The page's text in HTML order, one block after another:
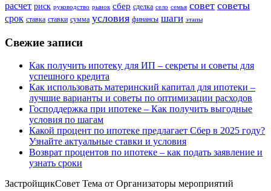
расчет риск руководство рынок сбер сделка село семья совет советы
срок ставка ставки сумма условия финансы шаги этапы
Свежие записи
Как получить ипотеку для ИП – секреты и советы для
успешного кредита
Как использовать материнский капитал для ипотеки –
лучшие варианты и советы по оптимизации расходов
Господдержка при ипотеке – Как получить выгодные
условия по шагам
Какой процент по ипотеке предлагает Сбер в 2025 году?
Узнайте актуальные ставки и условия
Возврат процентов по ипотеке – как подать заявление и
узнать сроки
ЗастройщикСовет Тема от Организаторы мероприятий